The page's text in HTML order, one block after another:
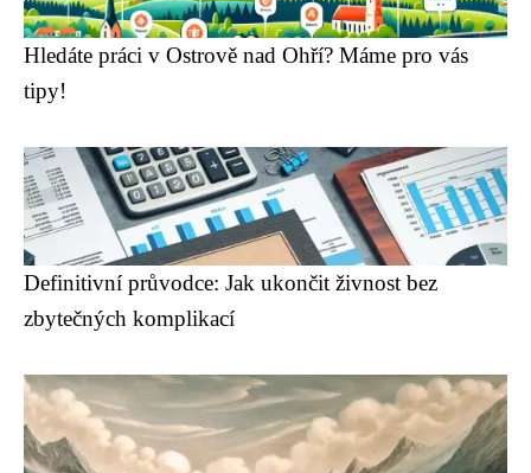
Hledáte práci v Ostrově nad Ohří? Máme pro vás
tipy!
Definitivní průvodce: Jak ukončit živnost bez
zbytečných komplikací